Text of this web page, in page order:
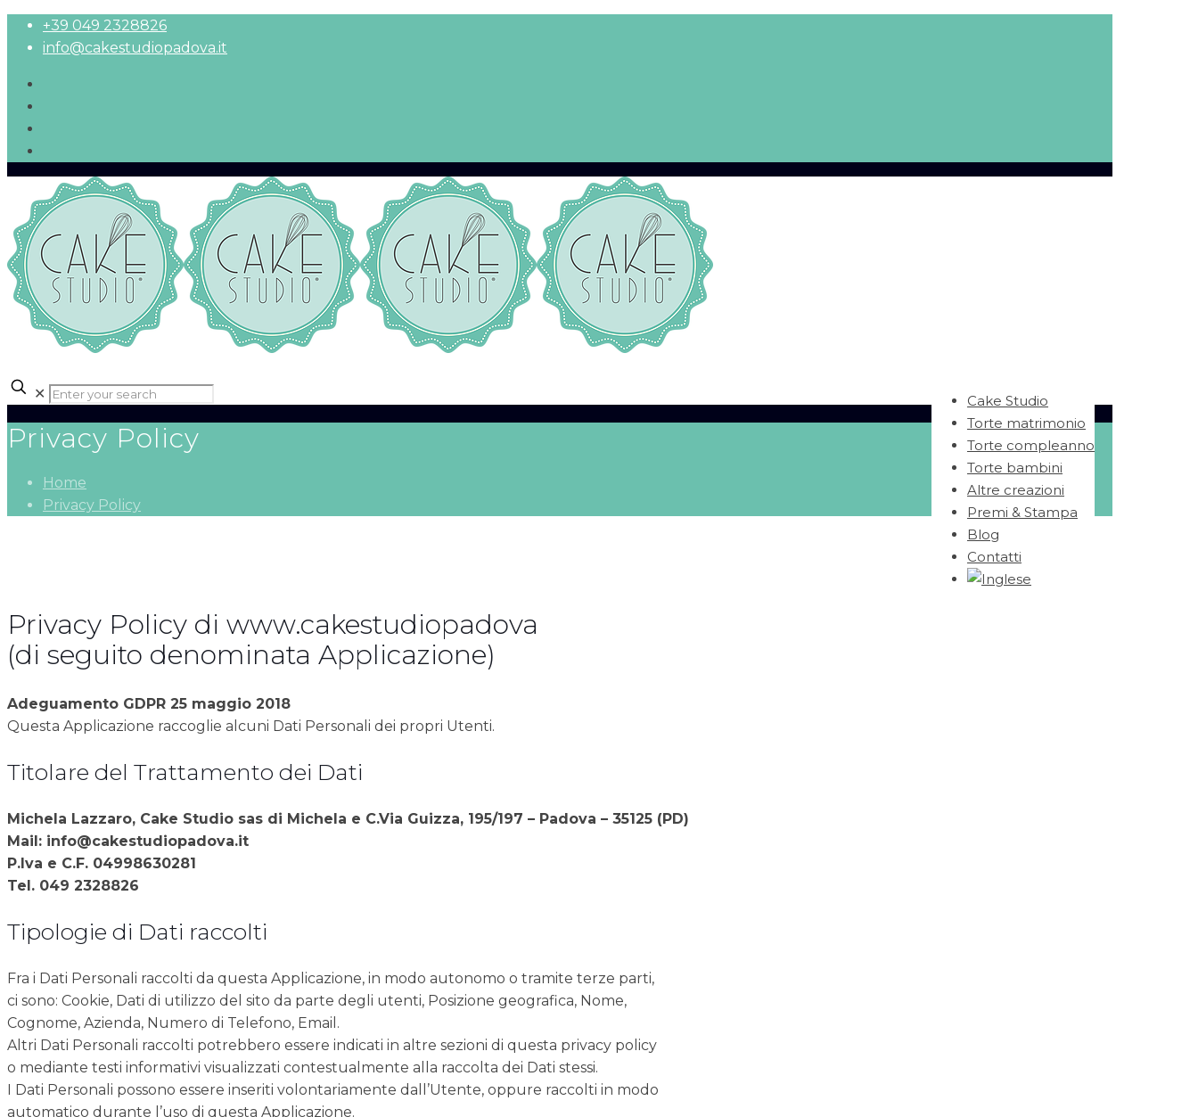
+39 049 2328826
info@cakestudiopadova.it
Cake Studio
Torte matrimonio
Torte compleanno
Torte bambini
Altre creazioni
Premi & Stampa
Blog
Contatti
✕
Privacy Policy
Home
Privacy Policy
Privacy Policy di www.cakestudiopadova
(di seguito denominata Applicazione)
Adeguamento GDPR 25 maggio 2018
Questa Applicazione raccoglie alcuni Dati Personali dei propri Utenti.
Titolare del Trattamento dei Dati
Michela Lazzaro, Cake Studio sas di Michela e C.Via Guizza, 195/197 – Padova – 35125 (PD)
Mail: info@cakestudiopadova.it
P.Iva e C.F. 04998630281
Tel. 049 2328826
Tipologie di Dati raccolti
Fra i Dati Personali raccolti da questa Applicazione, in modo autonomo o tramite terze parti,
ci sono: Cookie, Dati di utilizzo del sito da parte degli utenti, Posizione geografica, Nome,
Cognome, Azienda, Numero di Telefono, Email.
Altri Dati Personali raccolti potrebbero essere indicati in altre sezioni di questa privacy policy
o mediante testi informativi visualizzati contestualmente alla raccolta dei Dati stessi.
I Dati Personali possono essere inseriti volontariamente dall’Utente, oppure raccolti in modo
automatico durante l’uso di questa Applicazione.